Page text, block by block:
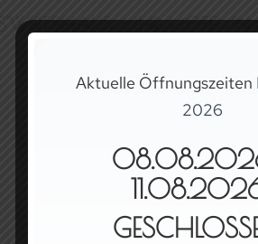
- IHR HOTEL IN
Aktuelle Öffnungszeiten
2026